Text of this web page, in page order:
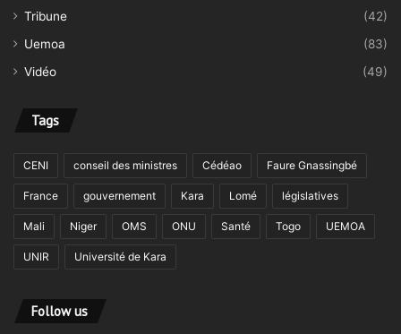
Tribune
(42)
Uemoa
(83)
Vidéo
(49)
Tags
CENI conseil des ministres Cédéao Faure Gnassingbé
France gouvernement Kara Lomé législatives
Mali Niger OMS ONU Santé Togo UEMOA
UNIR Université de Kara
Follow us